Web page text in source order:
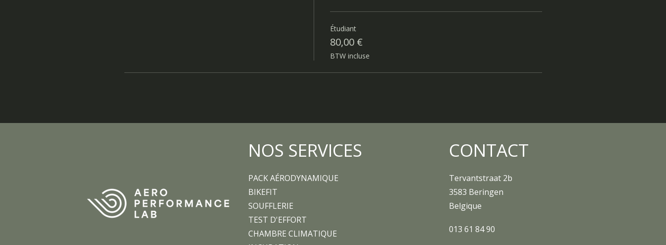
Étudiant
80,00 €
BTW incluse
NOS SERVICES
PACK AÉRODYNAMIQUE
BIKEFIT
SOUFFLERIE
TEST D'EFFORT
CHAMBRE CLIMATIQUE
CONTACT
Tervantstraat 2b
3583 Beringen
Belgique
013 61 84 90